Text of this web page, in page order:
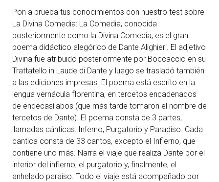
Pon a prueba tus conocimientos con nuestro test sobre
La Divina Comedia: La Comedia, conocida
posteriormente como la Divina Comedia, es el gran
poema didáctico alegórico de Dante Alighieri. El adjetivo
Divina fue atribuido posteriormente por Boccaccio en su
Trattatello in Laude di Dante y luego se trasladó también
a las ediciones impresas. El poema está escrito en la
lengua vernácula florentina, en tercetos encadenados
de endecasílabos (que más tarde tomaron el nombre de
tercetos de Dante). El poema consta de 3 partes,
llamadas cánticas: Inferno, Purgatorio y Paradiso. Cada
cantica consta de 33 cantos, excepto el Infierno, que
contiene uno más. Narra el viaje que realiza Dante por el
interior del infierno, el purgatorio y, finalmente, el
anhelado paraíso. Todo el viaje está acompañado por